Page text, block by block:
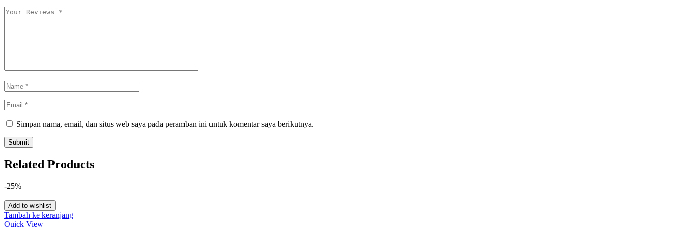
Simpan nama, email, dan situs web saya pada peramban ini untuk komentar saya berikutnya.
Related Products
-25%
Add to wishlist
Tambah ke keranjang
Quick View